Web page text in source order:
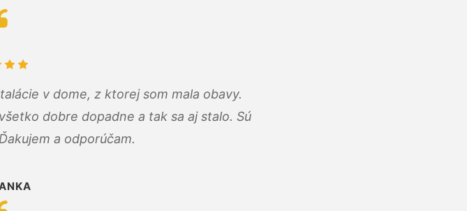
v dome, z ktorej som mala obavy.
dobre dopadne a tak sa aj stalo. Sú
a odporúčam.